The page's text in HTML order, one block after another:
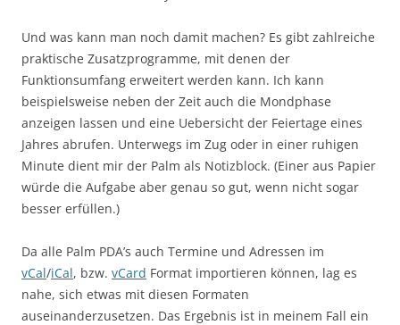
Und was kann man noch damit machen? Es gibt zahlreiche
praktische Zusatzprogramme, mit denen der
Funktionsumfang erweitert werden kann. Ich kann
beispielsweise neben der Zeit auch die Mondphase
anzeigen lassen und eine Uebersicht der Feiertage eines
Jahres abrufen. Unterwegs im Zug oder in einer ruhigen
Minute dient mir der Palm als Notizblock. (Einer aus Papier
würde die Aufgabe aber genau so gut, wenn nicht sogar
besser erfüllen.)
Da alle Palm PDA’s auch Termine und Adressen im
vCal/iCal, bzw. vCard Format importieren können, lag es
nahe, sich etwas mit diesen Formaten
auseinanderzusetzen. Das Ergebnis ist in meinem Fall ein